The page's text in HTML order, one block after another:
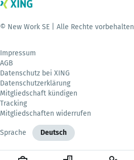
© New Work SE | Alle Rechte vorbehalten
Impressum
AGB
Datenschutz bei XING
Datenschutzerklärung
Mitgliedschaft kündigen
Tracking
Mitgliedschaften widerrufen
Sprache Deutsch